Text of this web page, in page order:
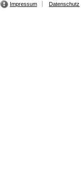
Impressum Datenschutz